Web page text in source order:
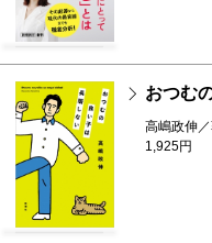
おつむ
高嶋政伸
1,925円